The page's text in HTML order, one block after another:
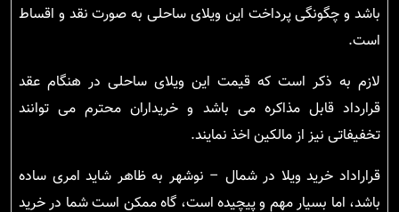
باشد و چگونگی پرداخت این ویلای ساحلی به صورت نقد و اقساط
است.
لازم به ذکر است که قیمت این ویلای ساحلی در هنگام عقد
قرارداد قابل مذاکره می باشد و خریداران محترم می توانند
تخفیفاتی نیز از مالکین اخذ نمایند.
قراراداد خرید ویلا در شمال – نوشهر به ظاهر شاید امری ساده
باشد، اما بسیار مهم و پیچیده است، گاه ممکن است شما در خرید